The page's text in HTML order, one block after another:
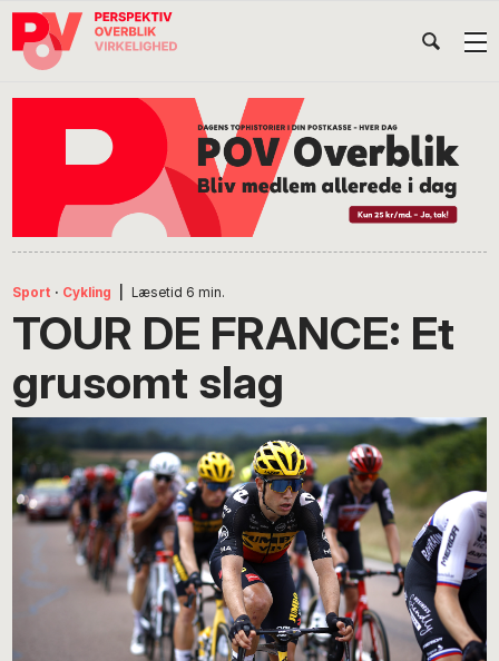
Gå
direkte
Skip
indhold
Gå
direkte
Sport · Cykling Læsetid 6 min.
TOUR DE FRANCE: Et
grusomt slag